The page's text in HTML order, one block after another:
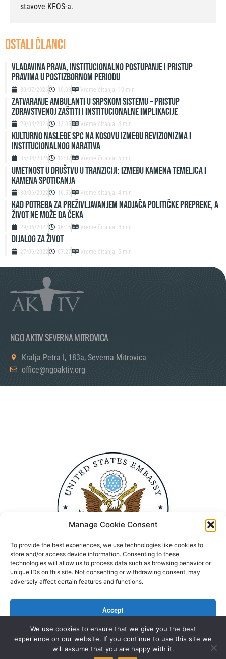
Manage Cookie Consent
To provide the best experiences, we use technologies like cookies to
store and/or access device information. Consenting to these
technologies will allow us to process data such as browsing behavior or
unique IDs on this site. Not consenting or withdrawing consent, may
adversely affect certain features and functions.
Accept
Deny
View preferences
stavove KFOS-a.
OSTALI ČLANCI
Vladavina prava, institucionalno postupanje i pristup
pravima u postizbornom periodu
30/07/2026 10:03 Vreme čitanja: 10 min
Zatvaranje ambulanti u srpskom sistemu – pristup
zdravstvenoj zaštiti i institucionalne implikacije
29/04/2026 13:05 Vreme čitanja: 4 min
Kulturno nasleđe SPC na Kosovu između revizionizma i
institucionalnog narativa
05/04/2026 12:07 Vreme čitanja: 5 min
UMETNOST U DRUŠTVU U TRANZICIJI: IZMEĐU KAMENA TEMELJCA I
KAMENA SPOTICANJA
30/06/2022 16:56 Vreme čitanja: 4 min
KAD POTREBA ZA PREŽIVLJAVANJEM NADJAČA POLITIČKE PREPREKE, A
ŽIVOT NE MOŽE DA ČEKA
29/06/2022 16:16 Vreme čitanja: 4 min
DIJALOG ZA ŽIVOT
27/06/2022 07:27 Vreme čitanja: 5 min
NGO AKTIV SEVERNA MITROVICA
Kralja Petra I, 183a, Severna Mitrovica
office@ngoaktiv.org
Politika Privatnosti Kontaktirajte nas
We use cookies to ensure that we give you the best
experience on our website. If you continue to use this site we
will assume that you are happy with it.